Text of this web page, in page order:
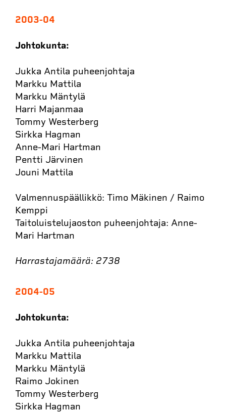
2003-04
Johtokunta:
Jukka Antila puheenjohtaja
Markku Mattila
Markku Mäntylä
Harri Majanmaa
Tommy Westerberg
Sirkka Hagman
Anne-Mari Hartman
Pentti Järvinen
Jouni Mattila
Valmennuspäällikkö: Timo Mäkinen / Raimo
Kemppi
Taitoluistelujaoston puheenjohtaja: Anne-
Mari Hartman
Harrastajamäärä: 2738
2004-05
Johtokunta:
Jukka Antila puheenjohtaja
Markku Mattila
Markku Mäntylä
Raimo Jokinen
Tommy Westerberg
Sirkka Hagman